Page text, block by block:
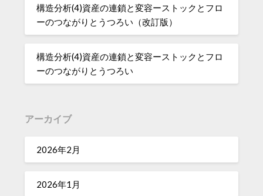
構造分析(4)資産の連鎖と変容ーストックとフロ
ーのつながりとうつろい（改訂版）
構造分析(4)資産の連鎖と変容ーストックとフロ
ーのつながりとうつろい
アーカイブ
2026年2月
2026年1月